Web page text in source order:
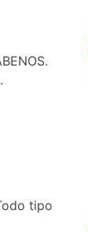
tipo